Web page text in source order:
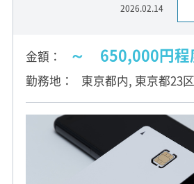
2026.02.14
金額 ～ 650,000円程
勤務地 東京都内, 東京都23